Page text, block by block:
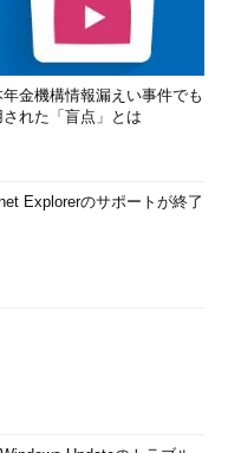
年金機構情報漏えい事件でも
された「盲点」とは
Explorerのサポートが終了